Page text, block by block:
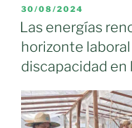
PUBLICADO
EL
30/08/2024
Las energías
horizonte
discapacidad en